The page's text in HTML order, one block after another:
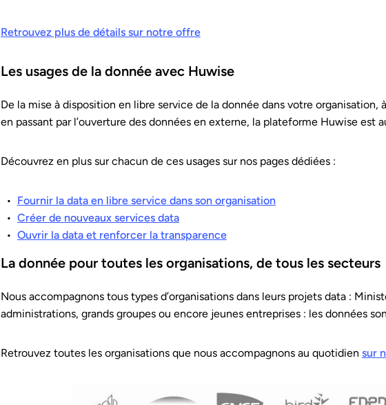
Retrouvez plus de détails sur notre offre
Les usages de la donnée avec Huwise
De la mise à disposition en libre service de la donnée dans votre organisation,
en passant par l’ouverture des données en externe, la plateforme Huwise est
Découvrez en plus sur chacun de ces usages sur nos pages dédiées :
Fournir la data en libre service dans son organisation
Créer de nouveaux services data
Ouvrir la data et renforcer la transparence
La donnée pour toutes les organisations, de tous les secteurs
Nous accompagnons tous types d’organisations dans leurs projets data :
administrations, grands groupes ou encore jeunes entreprises : les données
Retrouvez toutes les organisations que nous accompagnons au quotidien sur